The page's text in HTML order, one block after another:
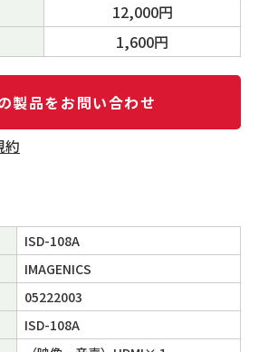
12,000円
1,600円
製品をお問い合わせ
約
ISD-108A
IMAGENICS
05222003
ISD-108A